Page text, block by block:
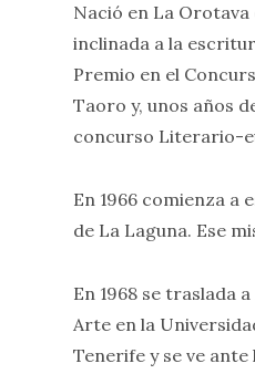
Nació en La Orotava
inclinada a la
Premio en el
Taoro y, unos años
concurso Literario-
En 1966 comienza a
de La Laguna. Ese
En 1968 se traslada
Arte en la
Tenerife y se ve